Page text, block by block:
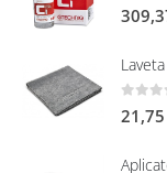
0 out
0 out
21,75